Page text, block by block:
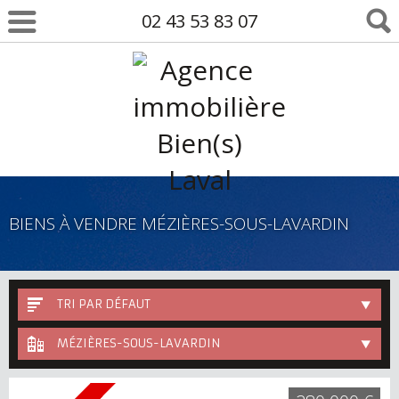
02 43 53 83 07
BIENS À VENDRE MÉZIÈRES-SOUS-LAVARDIN
TRI PAR DÉFAUT
MÉZIÈRES-SOUS-LAVARDIN